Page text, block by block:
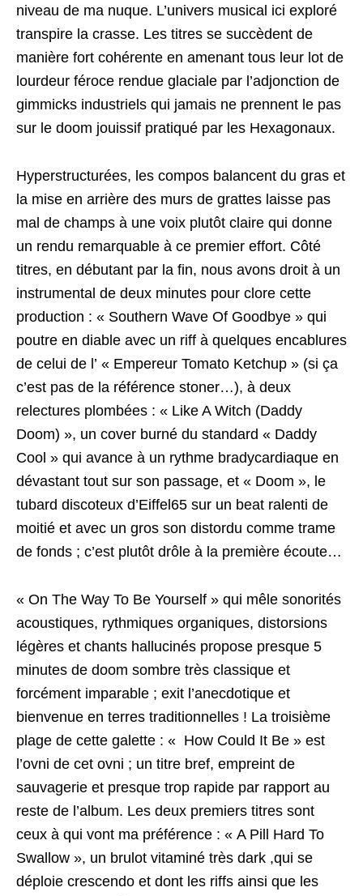
niveau de ma nuque. L’univers musical ici exploré
transpire la crasse. Les titres se succèdent de
manière fort cohérente en amenant tous leur lot de
lourdeur féroce rendue glaciale par l’adjonction de
gimmicks industriels qui jamais ne prennent le pas
sur le doom jouissif pratiqué par les Hexagonaux.
Hyperstructurées, les compos balancent du gras et
la mise en arrière des murs de grattes laisse pas
mal de champs à une voix plutôt claire qui donne
un rendu remarquable à ce premier effort. Côté
titres, en débutant par la fin, nous avons droit à un
instrumental de deux minutes pour clore cette
production : « Southern Wave Of Goodbye » qui
poutre en diable avec un riff à quelques encablures
de celui de l’ « Empereur Tomato Ketchup » (si ça
c’est pas de la référence stoner…), à deux
relectures plombées : « Like A Witch (Daddy
Doom) », un cover burné du standard « Daddy
Cool » qui avance à un rythme bradycardiaque en
dévastant tout sur son passage, et « Doom », le
tubard discoteux d’Eiffel65 sur un beat ralenti de
moitié et avec un gros son distordu comme trame
de fonds ; c’est plutôt drôle à la première écoute…
« On The Way To Be Yourself » qui mêle sonorités
acoustiques, rythmiques organiques, distorsions
légères et chants hallucinés propose presque 5
minutes de doom sombre très classique et
forcément imparable ; exit l’anecdotique et
bienvenue en terres traditionnelles ! La troisième
plage de cette galette : « How Could It Be » est
l’ovni de cet ovni ; un titre bref, empreint de
sauvagerie et presque trop rapide par rapport au
reste de l’album. Les deux premiers titres sont
ceux à qui vont ma préférence : « A Pill Hard To
Swallow », un brulot vitaminé très dark ,qui se
déploie crescendo et dont les riffs ainsi que les